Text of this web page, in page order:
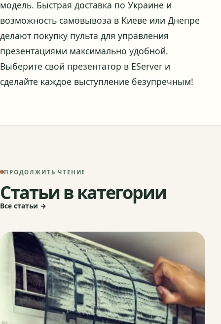
модель. Быстрая доставка по Украине и
возможность самовывоза в Киеве или Днепре
делают покупку пульта для управления
презентациями максимально удобной.
Выберите свой презентатор в EServer и
сделайте каждое выступление безупречным!
ПРОДОЛЖИТЬ ЧТЕНИЕ
Статьи в категории
Все статьи →